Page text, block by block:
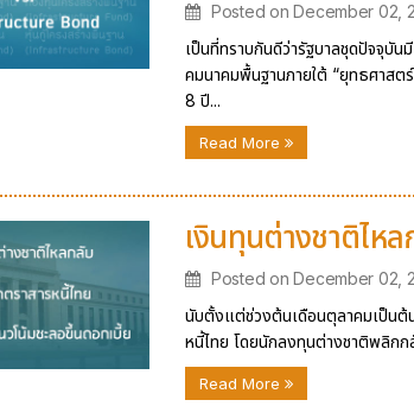
Posted on December 02,
เป็นที่ทราบกันดีว่ารัฐบาลชุดปัจจุบั
คมนาคมพื้นฐานภายใต้ “ยุทธศาส
8 ปี...
Read More
เงินทุนต่างชาติไห
Posted on December 02,
นับตั้งแต่ช่วงต้นเดือนตุลาคมเป็นต้
หนี้ไทย โดยนักลงทุนต่างชาติพลิกก
Read More